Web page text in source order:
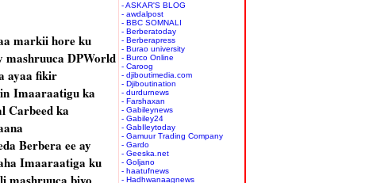
markii hore ku
mashruuca DPWorld
ayaa fikir
Imaaraatigu ka
Carbeed ka
Berbera ee ay
Imaaraatiga ku
- ASKAR'S BLOG
- awdalpost
- BBC SOMNALI
- Berberatoday
- Berberapress
- Burao university
- Burco Online
- Caroog
- djiboutimedia.com
- Djiboutination
- durdurnews
- Farshaxan
- Gabileynews
- Gabiley24
- GabIleytoday
- Gamuur Trading Company
- Gardo
- Geeska.net
- Goljano
- haatufnews
- Hadhwanaagnews